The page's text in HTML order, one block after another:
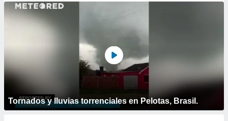
Tornados y lluvias torrenciales en Pelotas, Brasil.